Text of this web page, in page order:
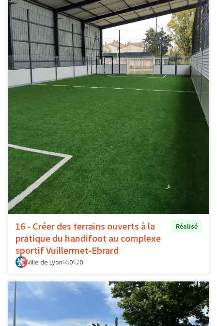
16 - Créer des terrains ouverts à la
pratique du handifoot au complexe
sportif Vuillermet-Ebrard
Réalisé
Ville de Lyon 0 0